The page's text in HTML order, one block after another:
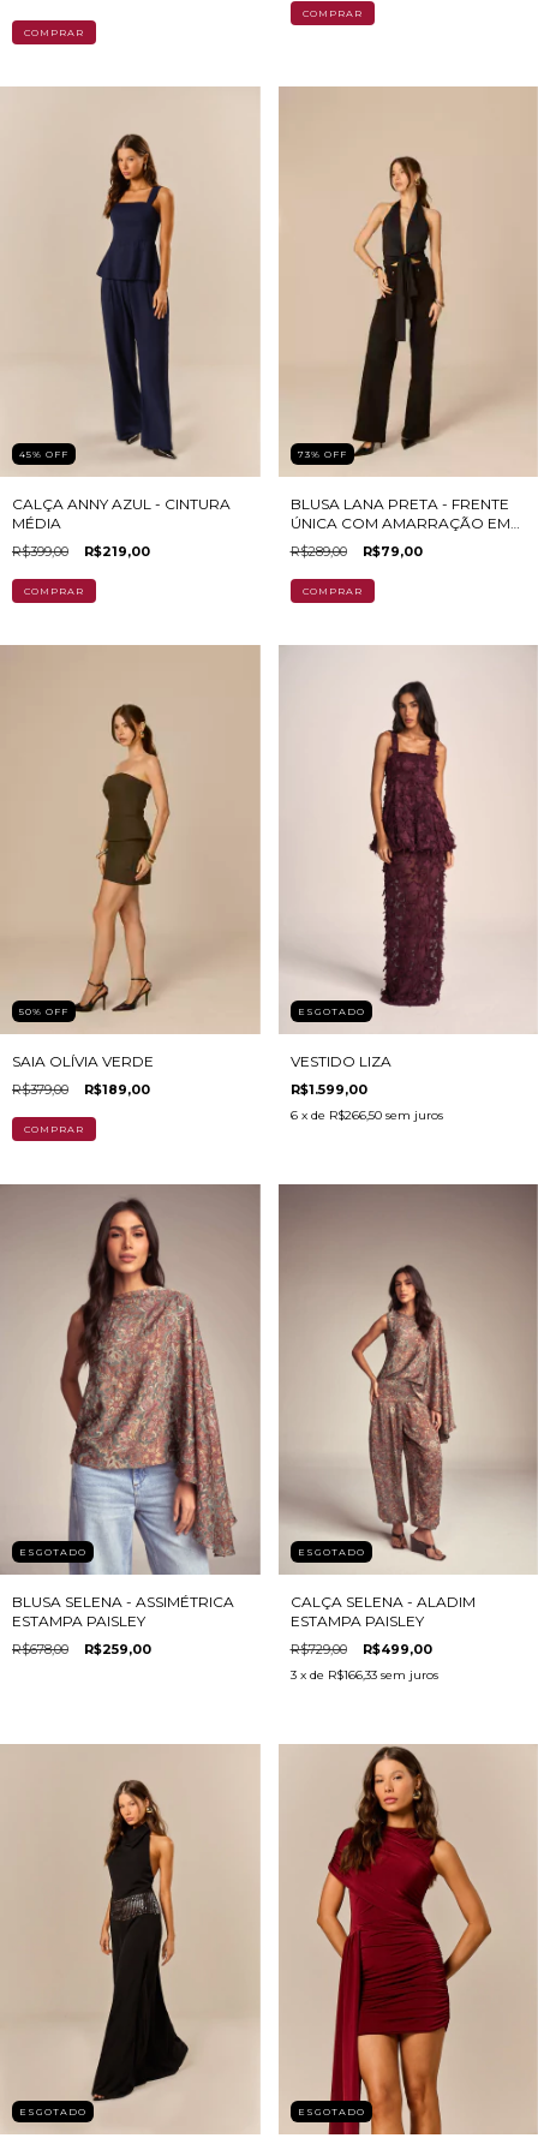
COMPRAR
COMPRAR
45% OFF
CALÇA ANNY AZUL - CINTURA
MÉDIA
R$399,00 R$219,00
COMPRAR
73% OFF
BLUSA LANA PRETA - FRENTE
ÚNICA COM AMARRAÇÃO EM
MALHA
R$289,00 R$79,00
COMPRAR
50% OFF
SAIA OLÍVIA VERDE
R$379,00 R$189,00
COMPRAR
ESGOTADO
VESTIDO LIZA
R$1.599,00
6 x de R$266,50 sem juros
ESGOTADO
BLUSA SELENA - ASSIMÉTRICA
ESTAMPA PAISLEY
R$678,00 R$259,00
ESGOTADO
CALÇA SELENA - ALADIM
ESTAMPA PAISLEY
R$729,00 R$499,00
3 x de R$166,33 sem juros
ESGOTADO ESGOTADO